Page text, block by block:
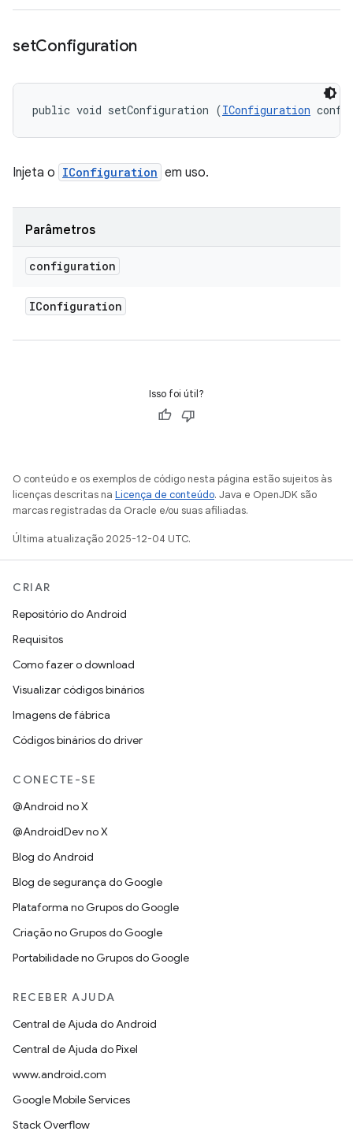
setConfiguration
public void setConfiguration (IConfiguration
Injeta o IConfiguration em uso.
Parâmetros
configuration
IConfiguration
Isso foi útil?
O conteúdo e os exemplos de código nesta página estão sujeitos às
licenças descritas na Licença de conteúdo. Java e OpenJDK são
marcas registradas da Oracle e/ou suas afiliadas.
Última atualização 2025-12-04 UTC.
CRIAR
Repositório do Android
Requisitos
Como fazer o download
Visualizar códigos binários
Imagens de fábrica
Códigos binários do driver
CONECTE-SE
@Android no X
@AndroidDev no X
Blog do Android
Blog de segurança do Google
Plataforma no Grupos do Google
Criação no Grupos do Google
Portabilidade no Grupos do Google
RECEBER AJUDA
Central de Ajuda do Android
Central de Ajuda do Pixel
www.android.com
Google Mobile Services
Stack Overflow